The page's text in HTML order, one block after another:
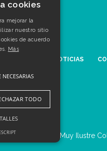
NOTICIAS
© Muy Ilustre
cookies
mejorar la
nuestro sitio
de acuerdo
Más
TODO